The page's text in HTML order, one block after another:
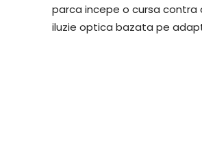
parca incepe o cursa
iluzie optica bazata pe